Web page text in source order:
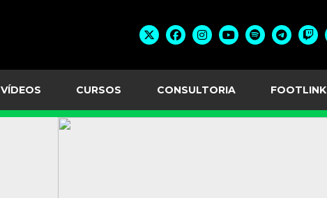
VÍDEOS CURSOS CONSULTORIA FOOTLINK